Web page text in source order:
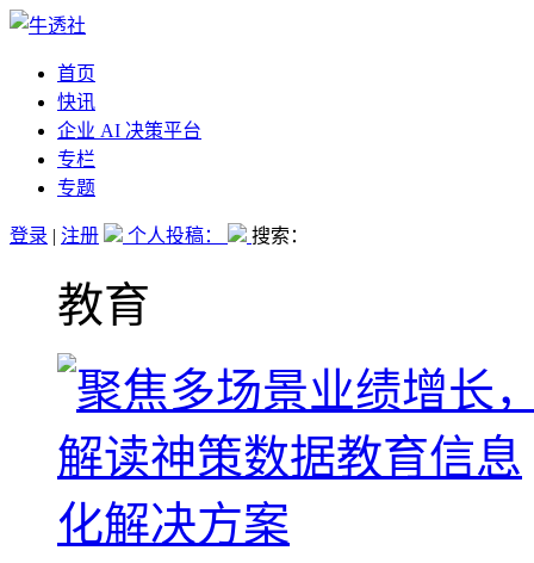
首页
快讯
企业 AI 决策平台
专栏
专题
登录 | 注册 个人投稿： 搜索：
教育